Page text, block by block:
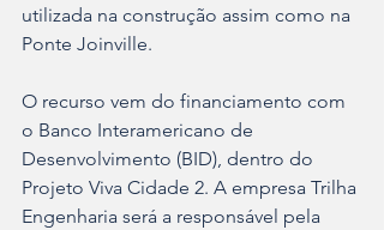
utilizada na construção assim como na
Ponte Joinville.
O recurso vem do financiamento com
o Banco Interamericano de
Desenvolvimento (BID), dentro do
Projeto Viva Cidade 2. A empresa Trilha
Engenharia será a responsável pela